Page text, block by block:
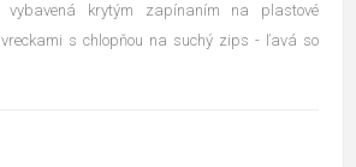
krytým zapínaním na plastové
s chlopňou na suchý zips - ľavá so